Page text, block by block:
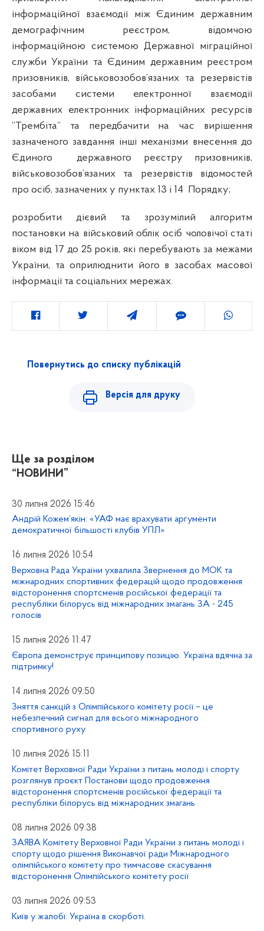
інформаційної взаємодії між Єдиним державним
демографічним реєстром, відомчою
інформаційною системою Державної міграційної
служби України та Єдиним державним реєстром
призовників, військовозобов’язаних та резервістів
засобами системи електронної взаємодії
державних електронних інформаційних ресурсів
“Трембіта” та передбачити на час вирішення
зазначеного завдання інші механізми внесення до
Єдиного
державного реєстру призовників,
військовозобов’язаних та резервістів відомостей
про осіб, зазначених у пунктах 13 і 14 Порядку;
розробити дієвий та зрозумілий алгоритм
постановки на військовий облік осіб чоловічої статі
віком від 17 до 25 років, які перебувають за межами
України, та оприлюднити його в засобах масової
інформації та соціальних мережах.
Повернутись до списку публікацій
Версія для друку
Ще за розділом
“НОВИНИ”
30 липня 2026 15:46
Андрій Кожем’якін: «УАФ має врахувати аргументи
демократичної більшості клубів УПЛ»
16 липня 2026 10:54
Верховна Рада України ухвалила Звернення до МОК та
міжнародних спортивних федерацій щодо продовження
відсторонення спортсменів російської федерації та
республіки білорусь від міжнародних змагань ЗА - 245
голосів
15 липня 2026 11:47
Європа демонструє принципову позицію. Україна вдячна за
підтримку!
14 липня 2026 09:50
Зняття санкцій з Олімпійського комітету росії – це
небезпечний сигнал для всього міжнародного
спортивного руху
10 липня 2026 15:11
Комітет Верховної Ради України з питань молоді і спорту
розглянув проєкт Постанови щодо продовження
відсторонення спортсменів російської федерації та
республіки білорусь від міжнародних змагань
08 липня 2026 09:38
ЗАЯВА Комітету Верховної Ради України з питань молоді і
спорту щодо рішення Виконавчої ради Міжнародного
олімпійського комітету про тимчасове скасування
відсторонення Олімпійського комітету росії
03 липня 2026 09:53
Київ у жалобі. Україна в скорботі.